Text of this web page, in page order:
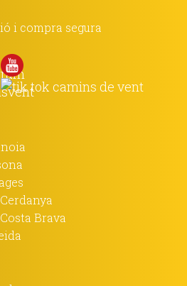
i compra segura
Brava